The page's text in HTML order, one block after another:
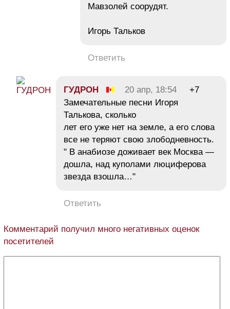
Мавзолей соорудят.
Игорь Тальков
Ответить
ГУДРОН 20 апр, 18:54
+7
Замечательные песни Игоря
Талькова, сколько
лет его уже нет на земле, а его слова
все не теряют свою злободневность.
" В анабиозе доживает век Москва —
дошла, над куполами люциферова
звезда взошла…"
Ответить
Комментарий получил много негативных оценок
посетителей